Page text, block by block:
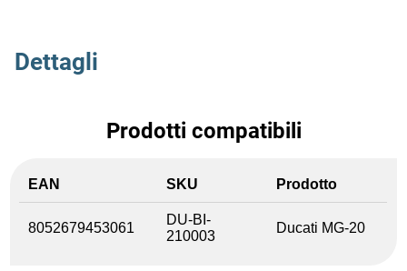
Dettagli
Prodotti compatibili
EAN SKU Prodotto
8052679453061
DU-BI-
210003
Ducati MG-20